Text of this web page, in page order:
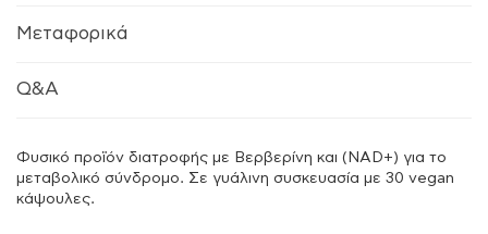
Μεταφορικά
Q&A
Φυσικό προϊόν διατροφής με Βερβερίνη και (NAD+) για το
μεταβολικό σύνδρομο. Σε γυάλινη συσκευασία με 30 vegan
κάψουλες.